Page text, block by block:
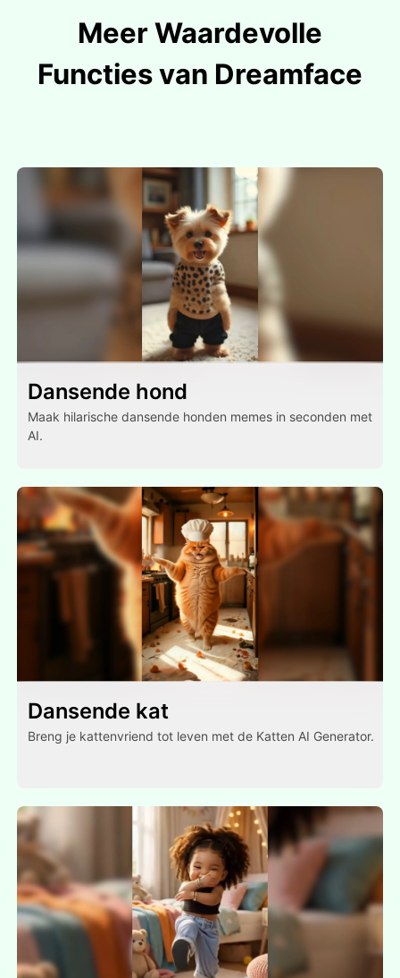
Meer Waardevolle
Functies van Dreamface
Dansende hond
Maak hilarische dansende honden memes in seconden met
AI.
Dansende kat
Breng je kattenvriend tot leven met de Katten AI Generator.